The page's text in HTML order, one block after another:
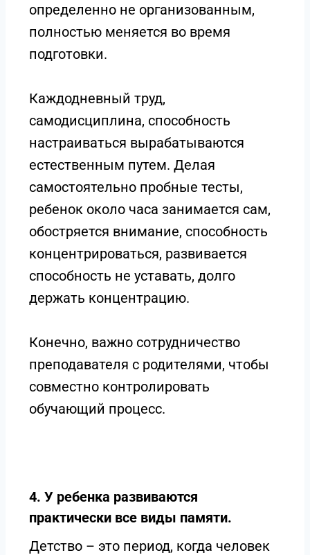
определенно не организованным,
полностью меняется во время
подготовки.
Каждодневный труд,
самодисциплина, способность
настраиваться вырабатываются
естественным путем. Делая
самостоятельно пробные тесты,
ребенок около часа занимается сам,
обостряется внимание, способность
концентрироваться, развивается
способность не уставать, долго
держать концентрацию.
Конечно, важно сотрудничество
преподавателя с родителями, чтобы
совместно контролировать
обучающий процесс.
4. У ребенка развиваются
практически все виды памяти.
Детство – это период, когда человек